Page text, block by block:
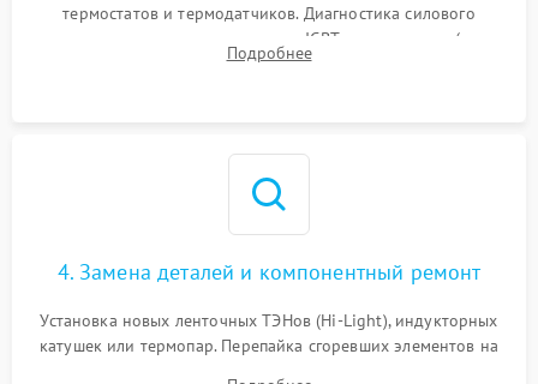
термостатов и термодатчиков. Диагностика силового
модуля, реле, диодных мостов и IGBT-транзисторов (для
индукции). Проверка кранов и газ-контроля (для газовых
Подробнее
4. Замена деталей и компонентный ремонт
Установка новых ленточных ТЭНов (Hi-Light), индукторных
катушек или термопар. Перепайка сгоревших элементов на